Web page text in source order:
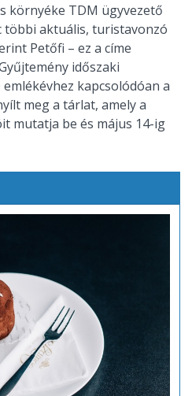
környéke TDM ügyvezető
többi aktuális, turistavonzó
Petőfi – ez a címe
időszaki
kapcsolódóan a
meg a tárlat, amely a
mutatja be és május 14-ig